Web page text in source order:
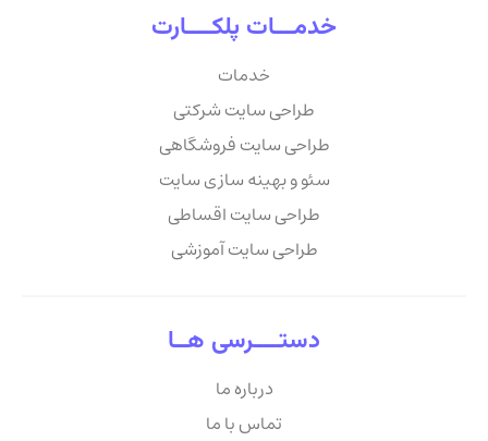
خدمـــات پلکــــارت
خدمات
طراحی سایت شرکتی
طراحی سایت فروشگاهی
سئو و بهینه سازی سایت
طراحی سایت اقساطی
طراحی سایت آموزشی
دستــــرسی هــا
درباره ما
تماس با ما